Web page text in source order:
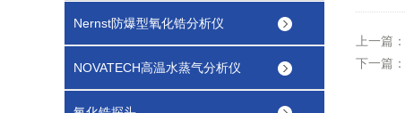
Nernst防爆型氧化锆分析仪
NOVATECH高温水蒸气分析仪
上一篇：
下一篇：